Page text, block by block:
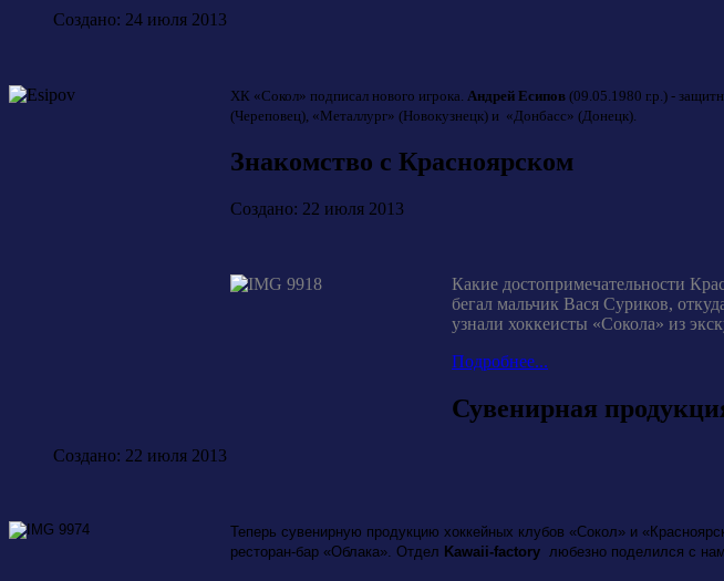
Создано: 24 июля 2013
ХК «Сокол» подписал нового игрока. Андрей Есипов (09.05.1980 г.р.) -
(Череповец), «Металлург» (Новокузнецк) и «Донбасс» (Донецк).
Знакомство с Красноярском
Создано: 22 июля 2013
Какие достопримечательности
бегал мальчик Вася Суриков,
узнали хоккеисты «Сокола» из
Подробнее...
Сувенирная
Создано: 22 июля 2013
Теперь сувенирную продукцию хоккейных клубов «Сокол» и
ресторан-бар «Облака». Отдел Kawaii-factory любезно поделился с